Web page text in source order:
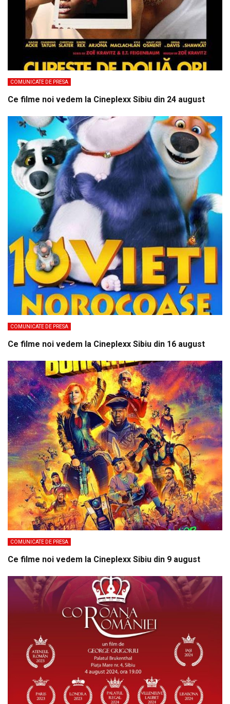
COMUNICATE DE PRESA
Ce filme noi vedem la Cineplexx Sibiu din 24 august
COMUNICATE DE PRESA
Ce filme noi vedem la Cineplexx Sibiu din 16 august
COMUNICATE DE PRESA
Ce filme noi vedem la Cineplexx Sibiu din 9 august